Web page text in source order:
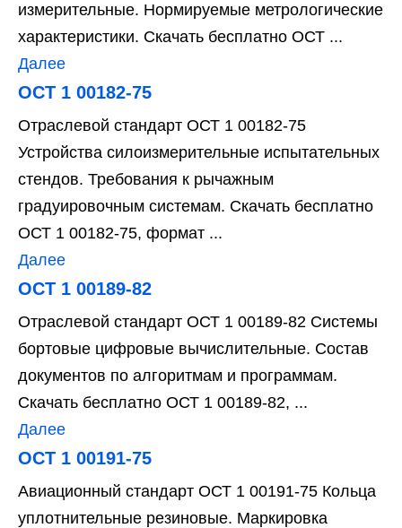
измерительные. Нормируемые метрологические
характеристики. Скачать бесплатно ОСТ ...
Далее
ОСТ 1 00182-75
Отраслевой стандарт ОСТ 1 00182-75
Устройства силоизмерительные испытательных
стендов. Требования к рычажным
градуировочным системам. Скачать бесплатно
ОСТ 1 00182-75, формат ...
Далее
ОСТ 1 00189-82
Отраслевой стандарт ОСТ 1 00189-82 Системы
бортовые цифровые вычислительные. Состав
документов по алгоритмам и программам.
Скачать бесплатно ОСТ 1 00189-82, ...
Далее
ОСТ 1 00191-75
Авиационный стандарт ОСТ 1 00191-75 Кольца
уплотнительные резиновые. Маркировка